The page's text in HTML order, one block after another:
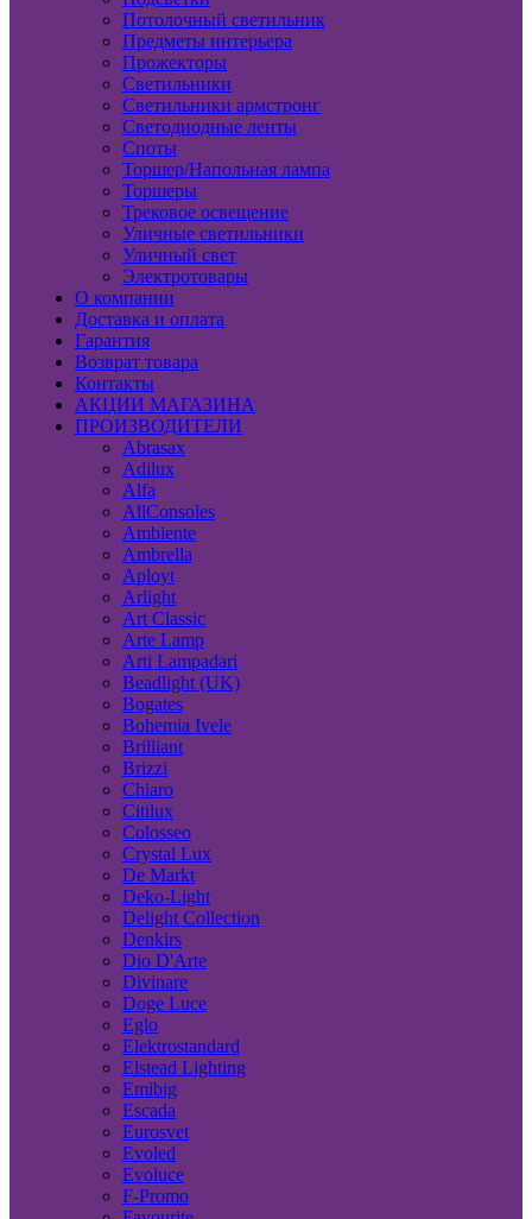
Потолочный светильник
Предметы интерьера
Прожекторы
Светильники
Светильники армстронг
Светодиодные ленты
Споты
Торшер/Напольная лампа
Торшеры
Трековое освещение
Уличные светильники
Уличный свет
Электротовары
О компании
Доставка и оплата
Гарантия
Возврат товара
Контакты
АКЦИИ МАГАЗИНА
ПРОИЗВОДИТЕЛИ
Abrasax
Adilux
Alfa
AllConsoles
Ambiente
Ambrella
Aployt
Arlight
Art Classic
Arte Lamp
Arti Lampadari
Beadlight (UK)
Bogates
Bohemia Ivele
Brilliant
Brizzi
Chiaro
Citilux
Colosseo
Crystal Lux
De Markt
Deko-Light
Delight Collection
Denkirs
Dio D'Arte
Divinare
Doge Luce
Eglo
Elektrostandard
Elstead Lighting
Emibig
Escada
Eurosvet
Evoled
Evoluce
F-Promo